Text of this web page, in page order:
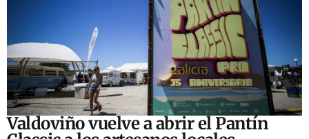
Valdoviño vuelve a abrir el Pantín